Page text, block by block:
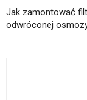
Jak zamontować
odwróconej